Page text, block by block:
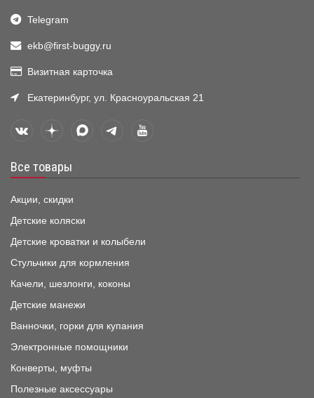
Telegram
ekb@first-buggy.ru
Визитная карточка
Екатеринбург, ул. Красноуральская 21
Все товары
Акции, скидки
Детские коляски
Детские кроватки и колыбели
Стульчики для кормления
Качели, шезлонги, коконы
Детские манежи
Ванночки, горки для купания
Электронные помощники
Конверты, муфты
Полезные аксессуары